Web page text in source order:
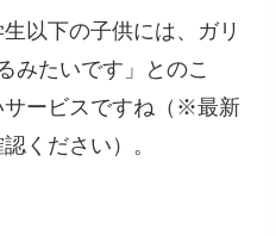
以下の子供には、ガリ
みたいです」とのこ
サービスですね（※最新
ください）。